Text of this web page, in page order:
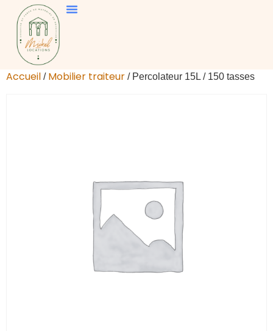
Accueil / Mobilier traiteur / Percolateur 15L / 150 tasses